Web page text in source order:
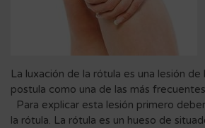
La luxación de la rótula es una lesión de
postula como una de las más
Para explicar esta lesión primero
la rótula. La rótula es un hueso de